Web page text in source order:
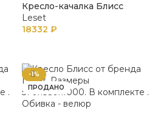
Кресло-качалка Блисс
Leset
18332 ₽
-1%
ПРОДАНО